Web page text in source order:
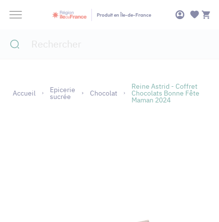
Produit en Île-de-France
Accueil Epicerie
sucrée Chocolat
Reine Astrid - Coffret
Chocolats Bonne Fête
Maman 2024